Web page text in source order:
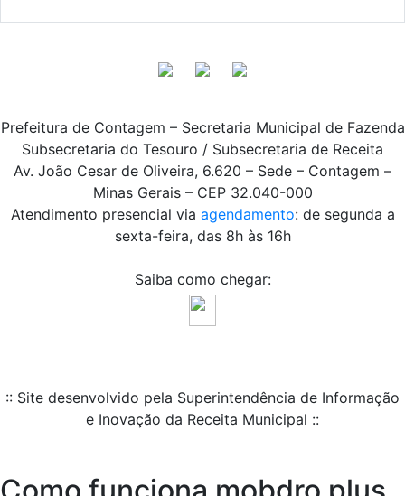
Prefeitura de Contagem – Secretaria Municipal de Fazenda
Subsecretaria do Tesouro / Subsecretaria de Receita
Av. João Cesar de Oliveira, 6.620 – Sede – Contagem –
Minas Gerais – CEP 32.040-000
Atendimento presencial via agendamento: de segunda a
sexta-feira, das 8h às 16h
Saiba como chegar:
:: Site desenvolvido pela Superintendência de Informação
e Inovação da Receita Municipal ::